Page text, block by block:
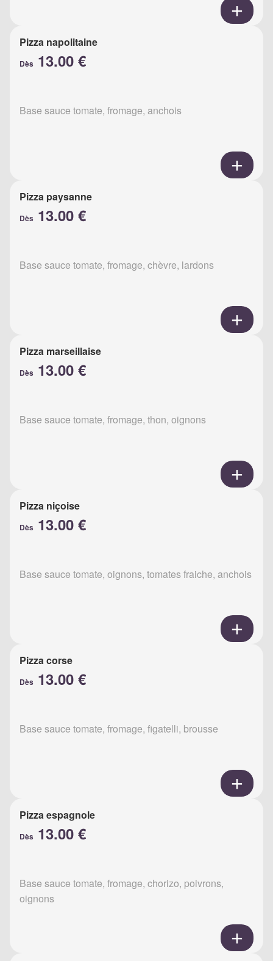
Pizza napolitaine
Dès 13.00 €
Base sauce tomate, fromage, anchois
Pizza paysanne
Dès 13.00 €
Base sauce tomate, fromage, chèvre, lardons
Pizza marseillaise
Dès 13.00 €
Base sauce tomate, fromage, thon, oignons
Pizza niçoise
Dès 13.00 €
Base sauce tomate, oignons, tomates fraiche, anchois
Pizza corse
Dès 13.00 €
Base sauce tomate, fromage, figatelli, brousse
Pizza espagnole
Dès 13.00 €
Base sauce tomate, fromage, chorizo, poivrons,
oignons